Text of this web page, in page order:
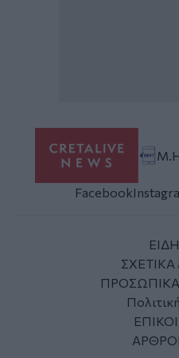
Facebook